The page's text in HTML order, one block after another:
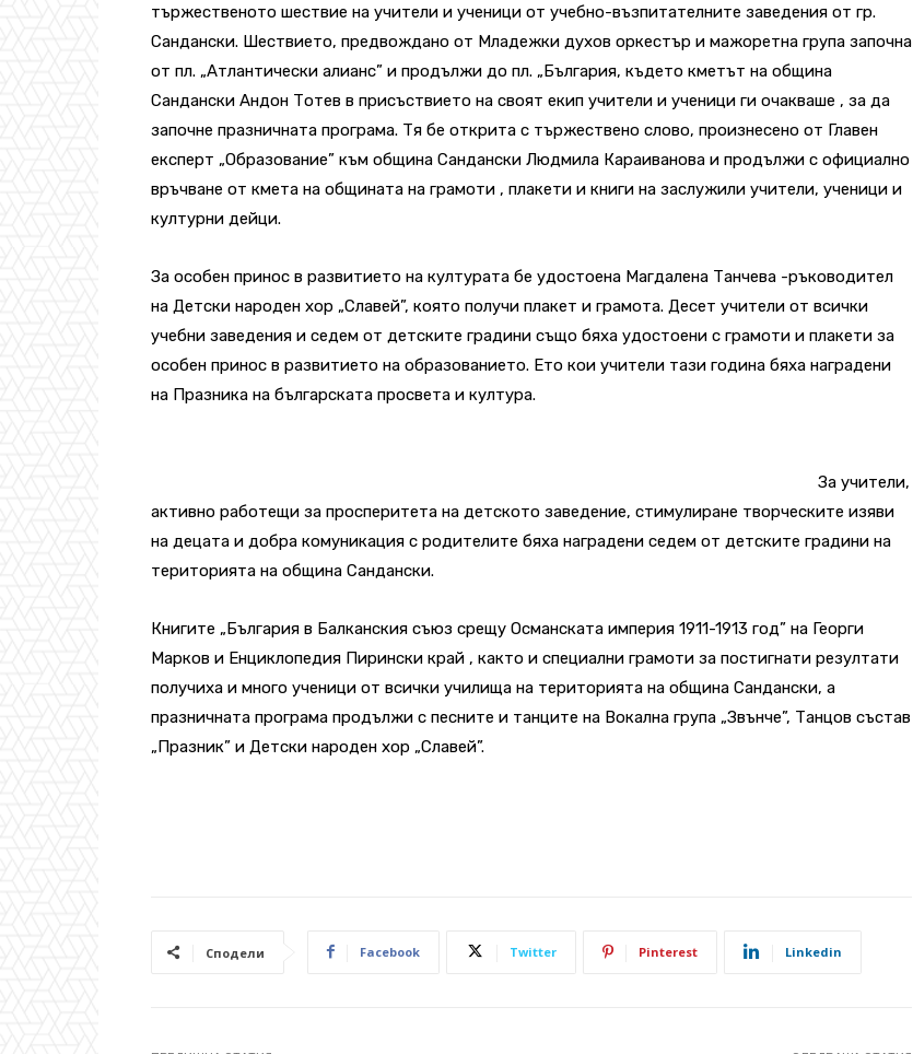
тържественото шествие на учители и ученици от учебно-възпитателните заведения от гр.
Сандански. Шествието, предвождано от Младежки духов оркестър и мажоретна група започна
от пл. „Атлантически алианс” и продължи до пл. „България, където кметът на община
Сандански Андон Тотев в присъствието на своят екип учители и ученици ги очакваше , за да
започне празничната програма. Тя бе открита с тържествено слово, произнесено от Главен
експерт „Образование” към община Сандански Людмила Караиванова и продължи с официално
връчване от кмета на общината на грамоти , плакети и книги на заслужили учители, ученици и
културни дейци.
За особен принос в развитието на културата бе удостоена Магдалена Танчева -ръководител
на Детски народен хор „Славей”, която получи плакет и грамота. Десет учители от всички
учебни заведения и седем от детските градини също бяха удостоени с грамоти и плакети за
особен принос в развитието на образованието. Ето кои учители тази година бяха наградени
на Празника на българската просвета и култура.
За учители,
активно работещи за просперитета на детското заведение, стимулиране творческите изяви
на децата и добра комуникация с родителите бяха наградени седем от детските градини на
територията на община Сандански.
Книгите „България в Балканския съюз срещу Османската империя 1911-1913 год” на Георги
Марков и Енциклопедия Пирински край , както и специални грамоти за постигнати резултати
получиха и много ученици от всички училища на територията на община Сандански, а
празничната програма продължи с песните и танците на Вокална група „Звънче”, Танцов състав
„Празник” и Детски народен хор „Славей”.
Сподели Facebook Twitter Pinterest Linkedin